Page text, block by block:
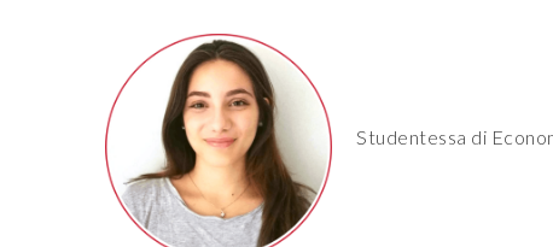
Studentessa di